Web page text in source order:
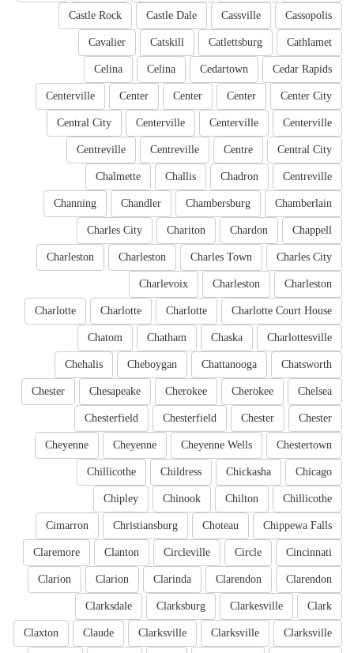
Cassopolis
Cassville
Castle Dale
Castle Rock
Cathlamet
Catlettsburg
Catskill
Cavalier
Cedar Rapids
Cedartown
Celina
Celina
Center City
Center
Center
Center
Centerville
Centerville
Centerville
Centerville
Central City
Central City
Centre
Centreville
Centreville
Centreville
Chadron
Challis
Chalmette
Chamberlain
Chambersburg
Chandler
Channing
Chappell
Chardon
Chariton
Charles City
Charles City
Charles Town
Charleston
Charleston
Charleston
Charleston
Charlevoix
Charlotte Court House
Charlotte
Charlotte
Charlotte
Charlottesville
Chaska
Chatham
Chatom
Chatsworth
Chattanooga
Cheboygan
Chehalis
Chelsea
Cherokee
Cherokee
Chesapeake
Chester
Chester
Chester
Chesterfield
Chesterfield
Chestertown
Cheyenne Wells
Cheyenne
Cheyenne
Chicago
Chickasha
Childress
Chillicothe
Chillicothe
Chilton
Chinook
Chipley
Chippewa Falls
Choteau
Christiansburg
Cimarron
Cincinnati
Circle
Circleville
Clanton
Claremore
Clarendon
Clarendon
Clarinda
Clarion
Clarion
Clark
Clarkesville
Clarksburg
Clarksdale
Clarksville
Clarksville
Clarksville
Claude
Claxton